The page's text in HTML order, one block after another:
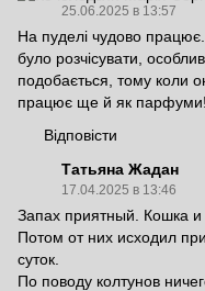
25.06.2025 в 13:57
На пуделі чудово
було розчісувати,
подобається, тому коли
працює ще й як парфуми!
Відповісти
Татьяна Жадан
17.04.2025 в 13:46
Запах приятный. Кошка и
Потом от них исходил
суток.
По поводу колтунов